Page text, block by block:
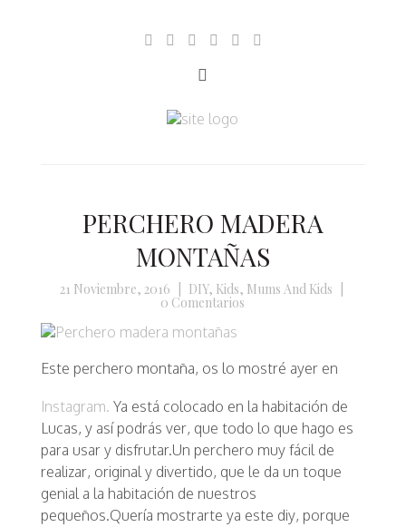
PERCHERO MADERA
MONTAÑAS
21 Noviembre, 2016 DIY, Kids, Mums And Kids
0 Comentarios
Este perchero montaña, os lo mostré ayer en
Instagram. Ya está colocado en la habitación de
Lucas, y así podrás ver, que todo lo que hago es
para usar y disfrutar.Un perchero muy fácil de
realizar, original y divertido, que le da un toque
genial a la habitación de nuestros
pequeños.Quería mostrarte ya este diy, porque